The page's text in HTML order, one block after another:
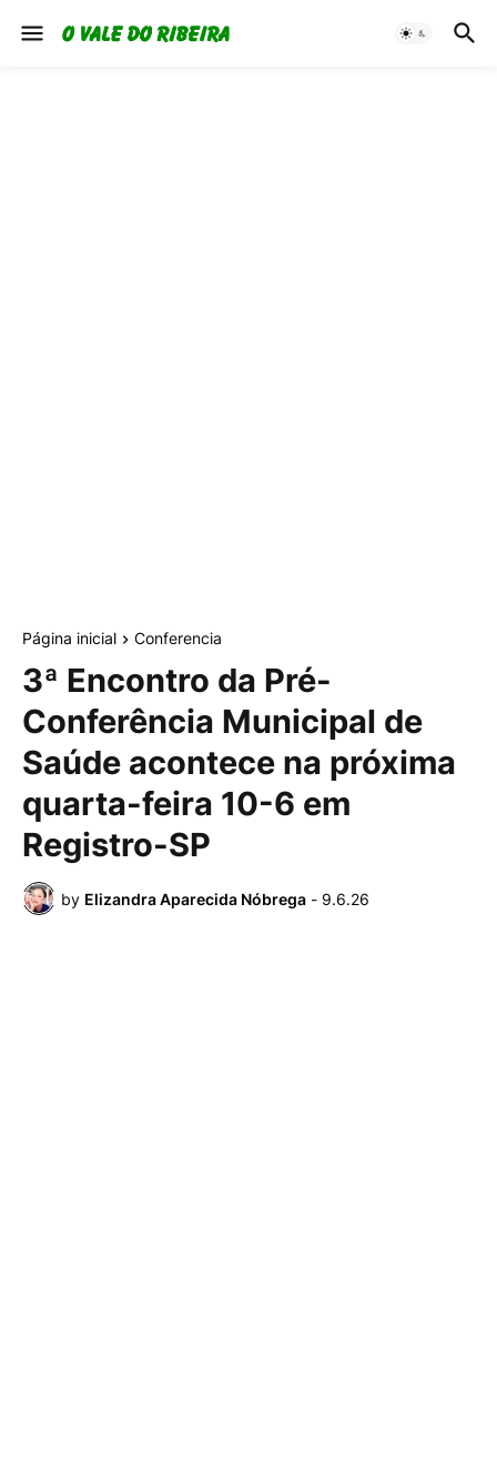
Página inicial Conferencia
3ª Encontro da Pré-
Conferência Municipal de
Saúde acontece na próxima
quarta-feira 10-6 em
Registro-SP
by Elizandra Aparecida Nóbrega - 9.6.26